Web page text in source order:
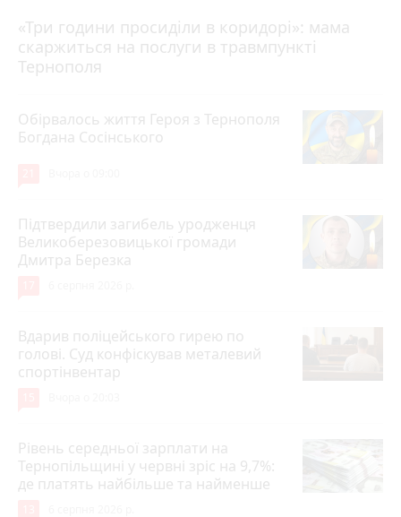
«Три години просиділи в коридорі»: мама
скаржиться на послуги в травмпункті
Тернополя
Вчора о 13:05
Обірвалось життя Героя з Тернополя
Богдана Сосінського
Підтвердили загибель уродженця
Великоберезовицької громади
Дмитра Березка
Вдарив поліцейського гирею по
голові. Суд конфіскував металевий
спортінвентар
Рівень середньої зарплати на
Тернопільщині у червні зріс на 9,7%:
де платять найбільше та найменше